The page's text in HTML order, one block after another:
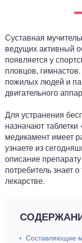
Суставная
ведущих активный
появляется у
пловцов,
пожилых людей и
двигательного
Для устранения
назначают
медикамент имеет
узнаете из
описание
потребитель знает
лекарстве.
Составляющие